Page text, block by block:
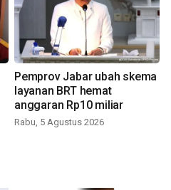
Pemprov Jabar ubah skema
layanan BRT hemat
anggaran Rp10 miliar
Rabu, 5 Agustus 2026